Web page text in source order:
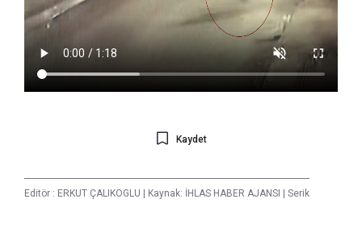
Kaydet
Editör : ERKUT ÇALIKOGLU Kaynak: İHLAS HABER AJANSI Serik